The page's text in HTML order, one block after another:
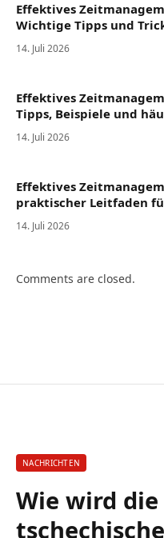
Effektives
Wichtige Tipps und
14. Juli 2026
Effektives
Tipps, Beispiele und
14. Juli 2026
Effektives
praktischer Leitfaden
14. Juli 2026
Comments are closed.
NACHRICHTEN
Wie wird